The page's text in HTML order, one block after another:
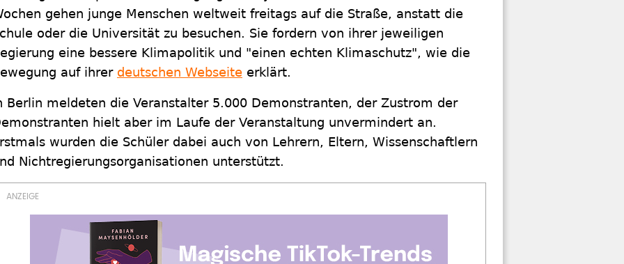
gehen junge Menschen weltweit freitags auf die Straße, anstatt die
oder die Universität zu besuchen. Sie fordern von ihrer jeweiligen
eine bessere Klimapolitik und "einen echten Klimaschutz", wie die
auf ihrer deutschen Webseite erklärt.
Berlin meldeten die Veranstalter 5.000 Demonstranten, der Zustrom der
hielt aber im Laufe der Veranstaltung unvermindert an.
wurden die Schüler dabei auch von Lehrern, Eltern, Wissenschaftlern
Nichtregierungsorganisationen unterstützt.